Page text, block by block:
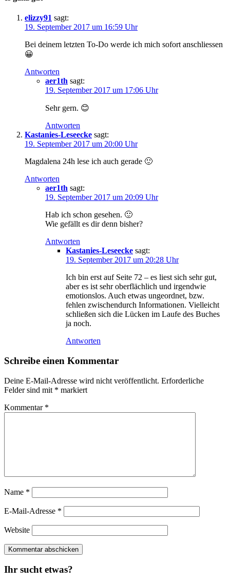
elizzy91 sagt:
19. September 2017 um 16:59 Uhr
Bei deinem letzten To-Do werde ich mich sofort anschliessen
😀
Antworten
aer1th sagt:
19. September 2017 um 17:06 Uhr
Sehr gern. 😊
Antworten
Kastanies-Leseecke sagt:
19. September 2017 um 20:00 Uhr
Magdalena 24h lese ich auch gerade 🙂
Antworten
aer1th sagt:
19. September 2017 um 20:09 Uhr
Hab ich schon gesehen. 🙂
Wie gefällt es dir denn bisher?
Antworten
Kastanies-Leseecke sagt:
19. September 2017 um 20:28 Uhr
Ich bin erst auf Seite 72 – es liest sich sehr gut,
aber es ist sehr oberflächlich und irgendwie
emotionslos. Auch etwas ungeordnet, bzw.
fehlen zwischendurch Informationen. Vielleicht
schließen sich die Lücken im Laufe des Buches
ja noch.
Antworten
Schreibe einen Kommentar
Deine E-Mail-Adresse wird nicht veröffentlicht. Erforderliche
Felder sind mit * markiert
Kommentar *
Name *
E-Mail-Adresse *
Website
Ihr sucht etwas?